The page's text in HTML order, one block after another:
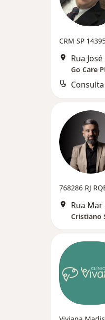
CRM SP
Go Care
768286 RJ
Rua Mar
Cristiano